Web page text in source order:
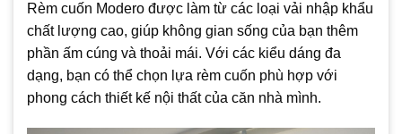
Rèm cuốn Modero được làm từ các loại vải nhập khẩu
chất lượng cao, giúp không gian sống của bạn thêm
phần ấm cúng và thoải mái. Với các kiểu dáng đa
dạng, bạn có thể chọn lựa rèm cuốn phù hợp với
phong cách thiết kế nội thất của căn nhà mình.